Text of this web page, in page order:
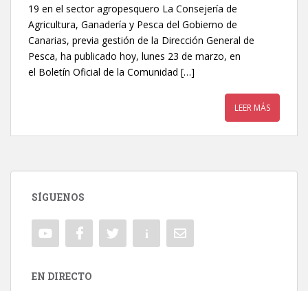
19 en el sector agropesquero La Consejería de
Agricultura, Ganadería y Pesca del Gobierno de
Canarias, previa gestión de la Dirección General de
Pesca, ha publicado hoy, lunes 23 de marzo, en
el Boletín Oficial de la Comunidad […]
LEER MÁS
SÍGUENOS
EN DIRECTO